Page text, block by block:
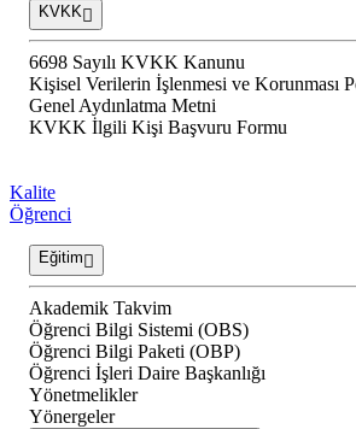
KVKK
6698 Sayılı KVKK Kanunu
Kişisel Verilerin İşlenmesi ve Korunması
Genel Aydınlatma Metni
KVKK İlgili Kişi Başvuru Formu
Kalite
Öğrenci
Eğitim
Akademik Takvim
Öğrenci Bilgi Sistemi (OBS)
Öğrenci Bilgi Paketi (OBP)
Öğrenci İşleri Daire Başkanlığı
Yönetmelikler
Yönergeler